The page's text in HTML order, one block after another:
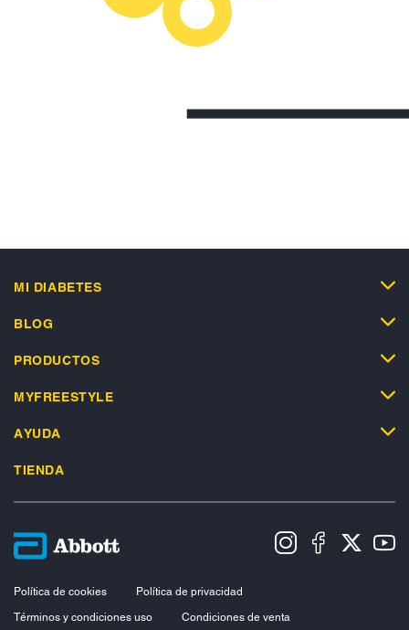
MI DIABETES
BLOG
PRODUCTOS
MYFREESTYLE
AYUDA
TIENDA
Política de cookies
Política de privacidad
Términos y condiciones uso
Condiciones de venta